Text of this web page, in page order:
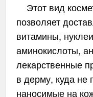
Этот вид
позволяет
витамины,
аминокислоты,
лекарственные
в дерму, куда не
наносимые на